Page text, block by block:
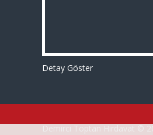
Detay Göster